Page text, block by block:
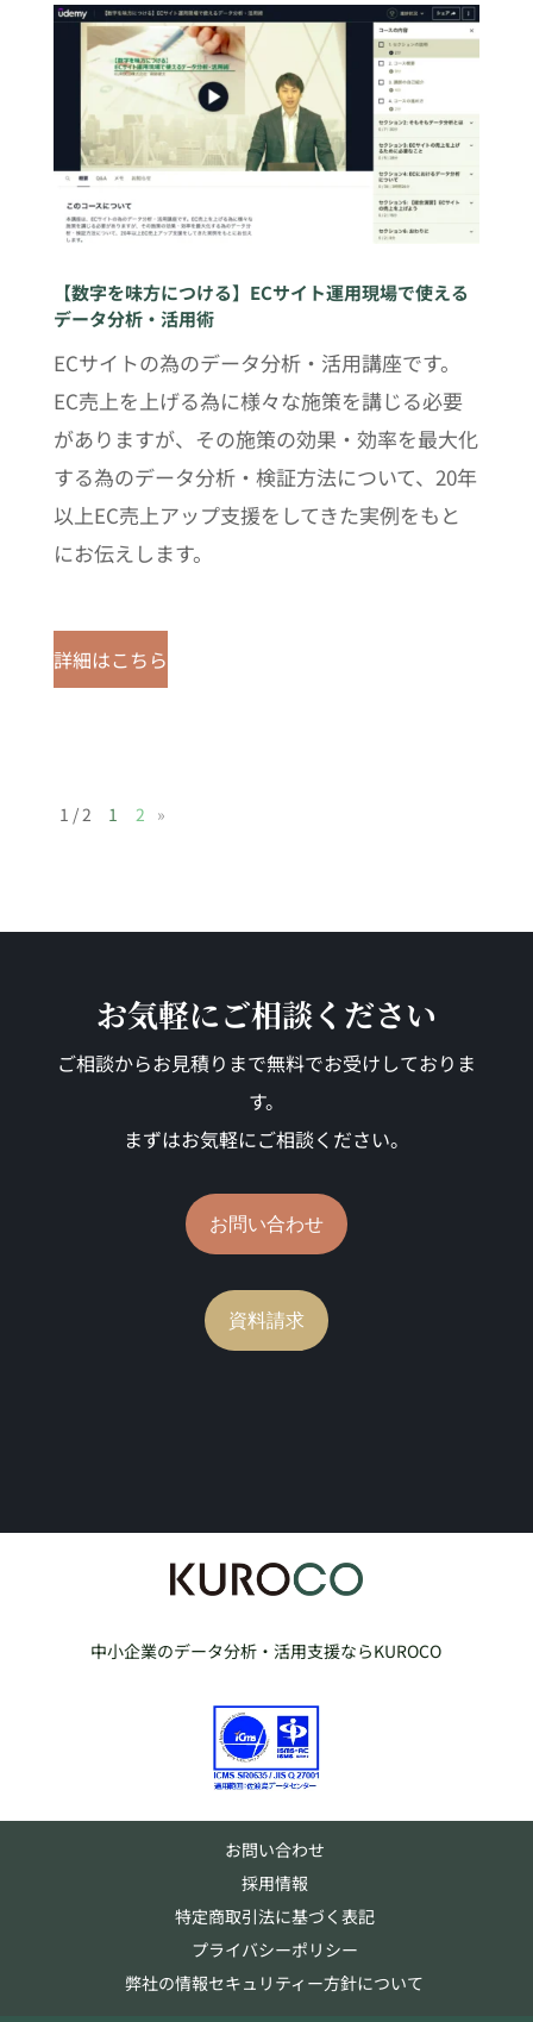
【数字を味方につける】ECサイト運用現場で使える
データ分析・活用術
ECサイトの為のデータ分析・活用講座です。
EC売上を上げる為に様々な施策を講じる必要
がありますが、その施策の効果・効率を最大化
する為のデータ分析・検証方法について、20年
以上EC売上アップ支援をしてきた実例をもと
にお伝えします。
詳細はこちら
1 / 2 1 2 »
お気軽にご相談ください
ご相談からお見積りまで無料でお受けしておりま
す。
まずはお気軽にご相談ください。
お問い合わせ
資料請求
中小企業のデータ分析・活用支援ならKUROCO
お問い合わせ
採用情報
特定商取引法に基づく表記
プライバシーポリシー
弊社の情報セキュリティー方針について